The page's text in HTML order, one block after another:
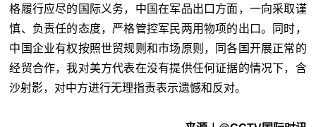
格履行应尽的国际义务，中国在军品出口方面，一向采取谨
慎、负责任的态度，严格管控军民两用物项的出口。同时，
中国企业有权按照世贸规则和市场原则，同各国开展正常的
经贸合作，我对美方代表在没有提供任何证据的情况下，含
沙射影，对中方进行无理指责表示遗憾和反对。